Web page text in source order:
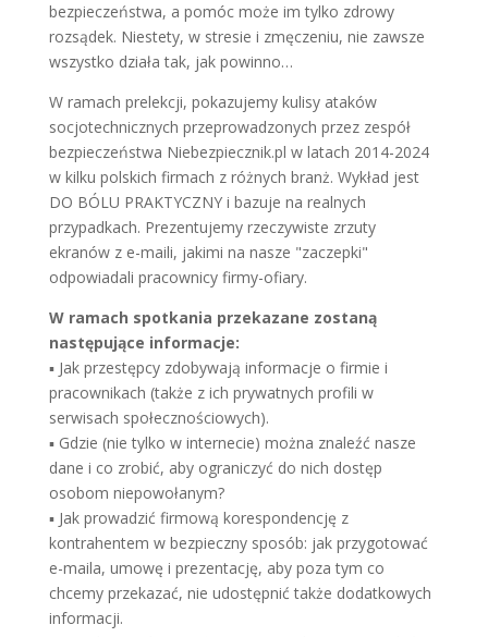
bezpieczeństwa, a pomóc może im tylko zdrowy
rozsądek. Niestety, w stresie i zmęczeniu, nie zawsze
wszystko działa tak, jak powinno…
W ramach prelekcji, pokazujemy kulisy ataków
socjotechnicznych przeprowadzonych przez zespół
bezpieczeństwa Niebezpiecznik.pl w latach 2014-2024
w kilku polskich firmach z różnych branż. Wykład jest
DO BÓLU PRAKTYCZNY i bazuje na realnych
przypadkach. Prezentujemy rzeczywiste zrzuty
ekranów z e-maili, jakimi na nasze "zaczepki"
odpowiadali pracownicy firmy-ofiary.
W ramach spotkania przekazane zostaną
następujące informacje:
▪ Jak przestępcy zdobywają informacje o firmie i
pracownikach (także z ich prywatnych profili w
serwisach społecznościowych).
▪ Gdzie (nie tylko w internecie) można znaleźć nasze
dane i co zrobić, aby ograniczyć do nich dostęp
osobom niepowołanym?
▪ Jak prowadzić firmową korespondencję z
kontrahentem w bezpieczny sposób: jak przygotować
e-maila, umowę i prezentację, aby poza tym co
chcemy przekazać, nie udostępnić także dodatkowych
informacji.